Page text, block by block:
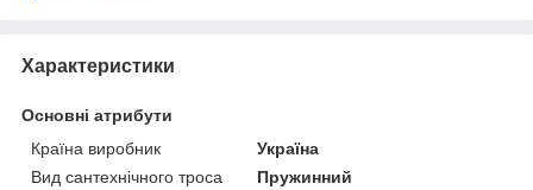
Характеристики
Основні атрибути
Країна виробник
Україна
Вид сантехнічного троса
Пружинний